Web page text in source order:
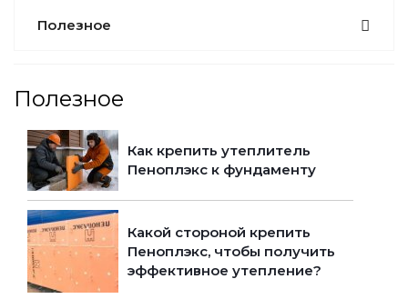
Полезное
Полезное
Как крепить утеплитель
Пеноплэкс к фундаменту
Какой стороной крепить
Пеноплэкс, чтобы получить
эффективное утепление?